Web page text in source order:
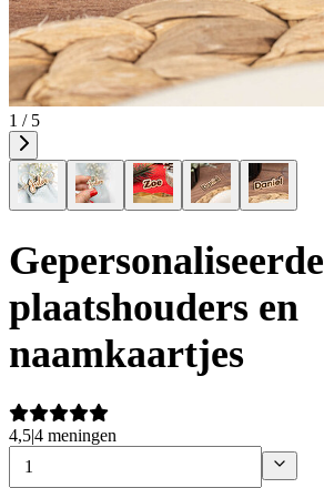
1 / 5
Gepersonaliseerde
plaatshouders en
naamkaartjes
4,5|4 meningen